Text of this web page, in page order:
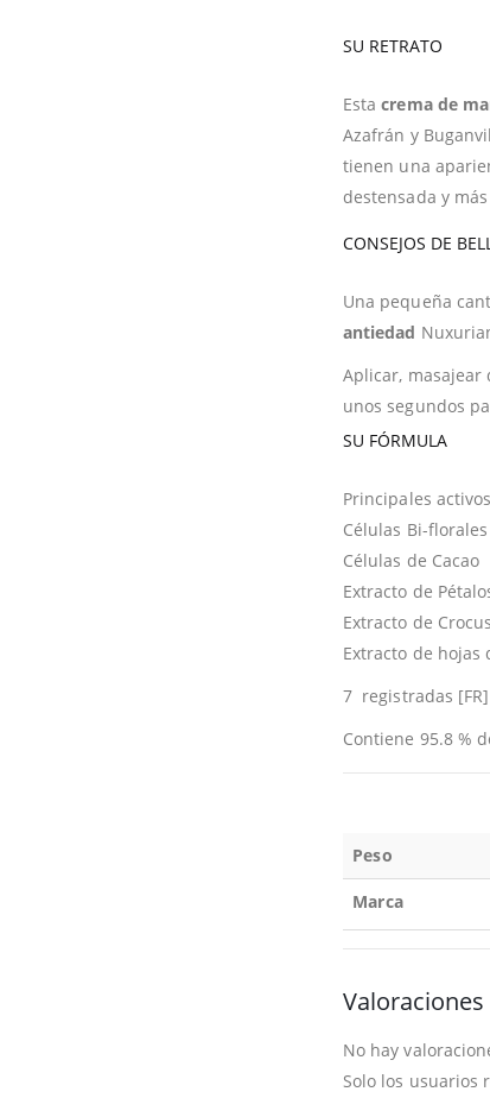
SU RETRATO
Estacrema de
Azafrán y
tienen una
destensada y
CONSEJOS DE
Una pequeña
antiedad
Aplicar, masajear
unos segundos
SU FÓRMULA
Principales
Células Bi-
Células de Cacao
Extracto de
Extracto de Crocus
Extracto de hojas
7 registradas [FR]
Contiene 95.8 %
Peso
Marca
Valoraciones
No hay
Solo los usuarios